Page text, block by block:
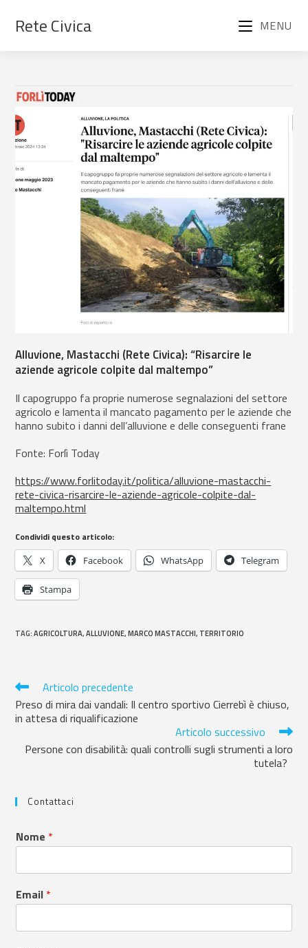
Rete Civica MENU
Alluvione, Mastacchi (Rete Civica): “Risarcire le
aziende agricole colpite dal maltempo”
Il capogruppo fa proprie numerose segnalazioni del settore
agricolo e lamenta il mancato pagamento per le aziende che
hanno subito i danni dell’alluvione e delle conseguenti frane
Fonte: Forlì Today
https://www.forlitoday.it/politica/alluvione-mastacchi-
rete-civica-risarcire-le-aziende-agricole-colpite-dal-
maltempo.html
Condividi questo articolo:
X Facebook WhatsApp Telegram
Stampa
TAG:AGRICOLTURA, ALLUVIONE, MARCO MASTACCHI, TERRITORIO
Articolo precedente
Preso di mira dai vandali: Il centro sportivo Cierrebì è chiuso,
in attesa di riqualificazione
Articolo successivo
Persone con disabilità: quali controlli sugli strumenti a loro
tutela?
Contattaci
Nome *
Email *